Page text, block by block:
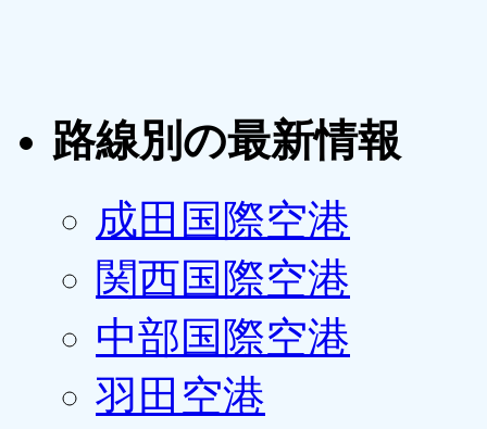
路線別の最新情報
成田国際空港
関西国際空港
中部国際空港
羽田空港